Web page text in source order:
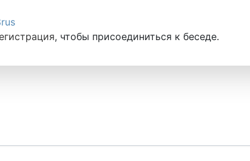
, чтобы присоединиться к беседе.